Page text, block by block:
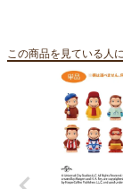
この商品を見ている人